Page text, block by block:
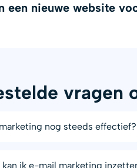
een nieuwe website
vragen
nog steeds effectief?
kan ik e-mail marketing